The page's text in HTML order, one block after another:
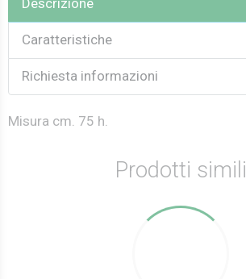
Caratteristiche
Richiesta informazioni
Misura cm. 75 h.
Prodotti simili